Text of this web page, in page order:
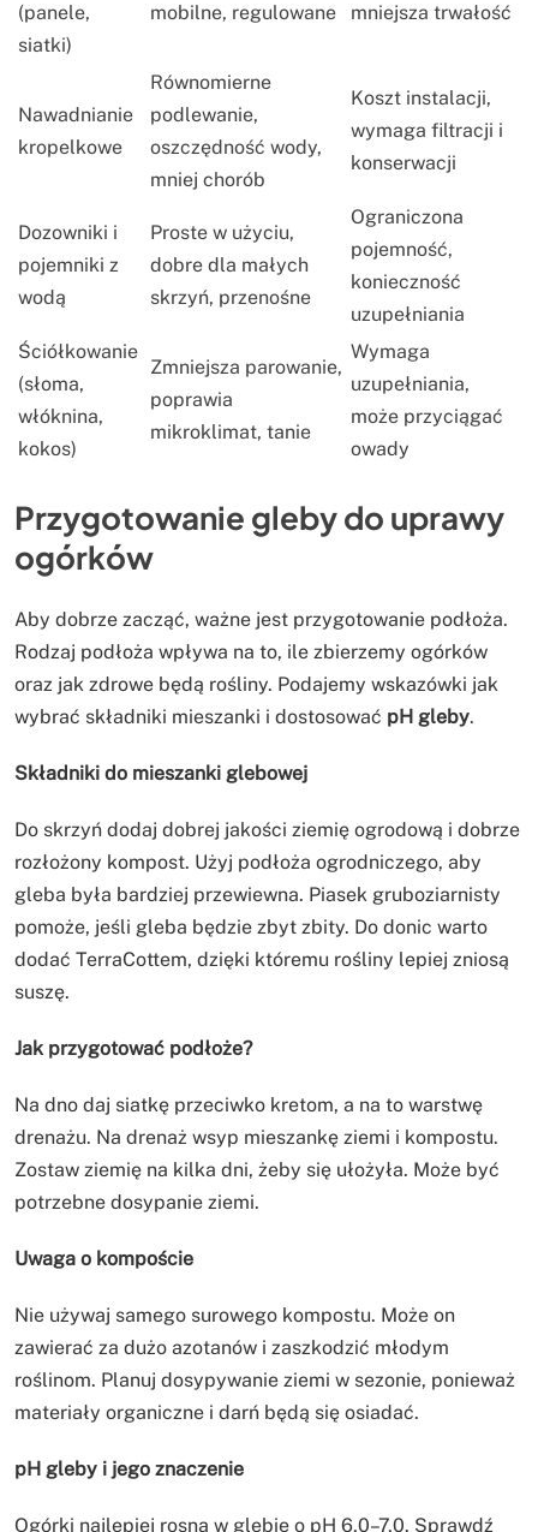
(panele,
siatki)
mobilne, regulowane
mniejsza trwałość
Nawadnianie
kropelkowe
Równomierne
podlewanie,
oszczędność wody,
mniej chorób
Koszt instalacji,
wymaga filtracji i
konserwacji
Dozowniki i
pojemniki z
wodą
Proste w użyciu,
dobre dla małych
skrzyń, przenośne
Ograniczona
pojemność,
konieczność
uzupełniania
Ściółkowanie
(słoma,
włóknina,
kokos)
Zmniejsza parowanie,
poprawia
mikroklimat, tanie
Wymaga
uzupełniania,
może przyciągać
owady
Przygotowanie gleby do uprawy
ogórków
Aby dobrze zacząć, ważne jest przygotowanie podłoża.
Rodzaj podłoża wpływa na to, ile zbierzemy ogórków
oraz jak zdrowe będą rośliny. Podajemy wskazówki jak
wybrać składniki mieszanki i dostosować pH gleby.
Składniki do mieszanki glebowej
Do skrzyń dodaj dobrej jakości ziemię ogrodową i dobrze
rozłożony kompost. Użyj podłoża ogrodniczego, aby
gleba była bardziej przewiewna. Piasek gruboziarnisty
pomoże, jeśli gleba będzie zbyt zbity. Do donic warto
dodać TerraCottem, dzięki któremu rośliny lepiej zniosą
suszę.
Jak przygotować podłoże?
Na dno daj siatkę przeciwko kretom, a na to warstwę
drenażu. Na drenaż wsyp mieszankę ziemi i kompostu.
Zostaw ziemię na kilka dni, żeby się ułożyła. Może być
potrzebne dosypanie ziemi.
Uwaga o kompoście
Nie używaj samego surowego kompostu. Może on
zawierać za dużo azotanów i zaszkodzić młodym
roślinom. Planuj dosypywanie ziemi w sezonie, ponieważ
materiały organiczne i darń będą się osiadać.
pH gleby i jego znaczenie
Ogórki najlepiej rosną w glebie o pH 6,0–7,0. Sprawdź